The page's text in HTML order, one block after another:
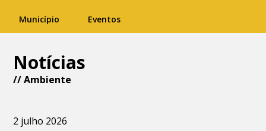
Município Eventos
Notícias
//Ambiente
2 julho 2026